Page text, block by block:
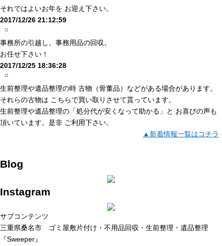
それではよいお年を お迎え下さい。
2017/12/26 21:12:59
事務所の引越し。事務用品の回収。
お任せ下さい！
2017/12/25 18:36:28
生前整理や遺品整理の時 古物（骨董品）などがある場合があります。
それらの古物は こちらで買い取りさせて貰っています。
生前整理や遺品整理の「処分代が安くなって助かる」と お喜びの声も
頂いています。是非 ご利用下さい。
▲新着情報一覧はコチラ
Blog
Instagram
サブコンテンツ
三重県桑名市 ゴミ屋敷片付け・不用品回収・生前整理・遺品整理
『Sweeper』